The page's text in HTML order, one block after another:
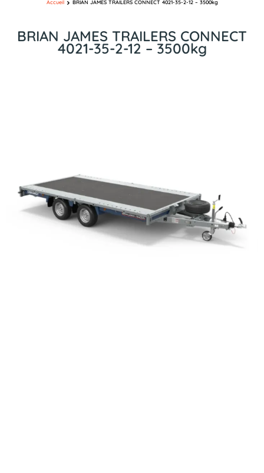
BRIAN JAMES TRAILERS CONNECT
4021-35-2-12 – 3500kg
Accueil BRIAN JAMES TRAILERS CONNECT 4021-35-2-12 – 3500kg